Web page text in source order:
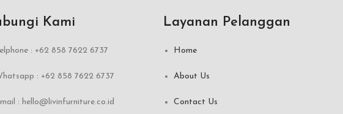
Kami
: +62 858 7622 6737
: +62 858 7622 6737
: hello@livinfurniture.co.id
Layanan Pelanggan
Home
About Us
Contact Us